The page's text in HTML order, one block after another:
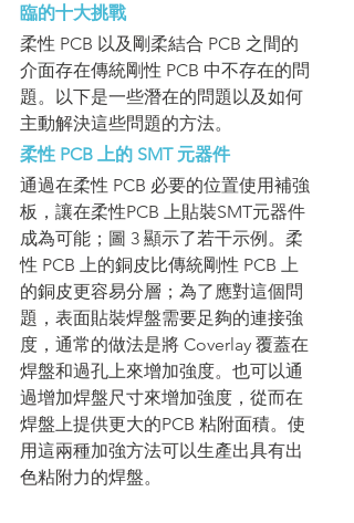
臨的十大挑戰
柔性 PCB 以及剛柔結合 PCB 之間的
介面存在傳統剛性 PCB 中不存在的問
題。以下是一些潛在的問題以及如何
主動解決這些問題的方法。
柔性 PCB 上的 SMT 元器件
通過在柔性 PCB 必要的位置使用補強
板，讓在柔性PCB 上貼裝SMT元器件
成為可能；圖 3 顯示了若干示例。柔
性 PCB 上的銅皮比傳統剛性 PCB 上
的銅皮更容易分層；為了應對這個問
題，表面貼裝焊盤需要足夠的連接強
度，通常的做法是將 Coverlay 覆蓋在
焊盤和過孔上來增加強度。也可以通
過增加焊盤尺寸來增加強度，從而在
焊盤上提供更大的PCB 粘附面積。使
用這兩種加強方法可以生產出具有出
色粘附力的焊盤。